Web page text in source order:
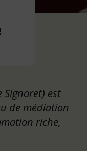
Signoret) est
de médiation
riche,